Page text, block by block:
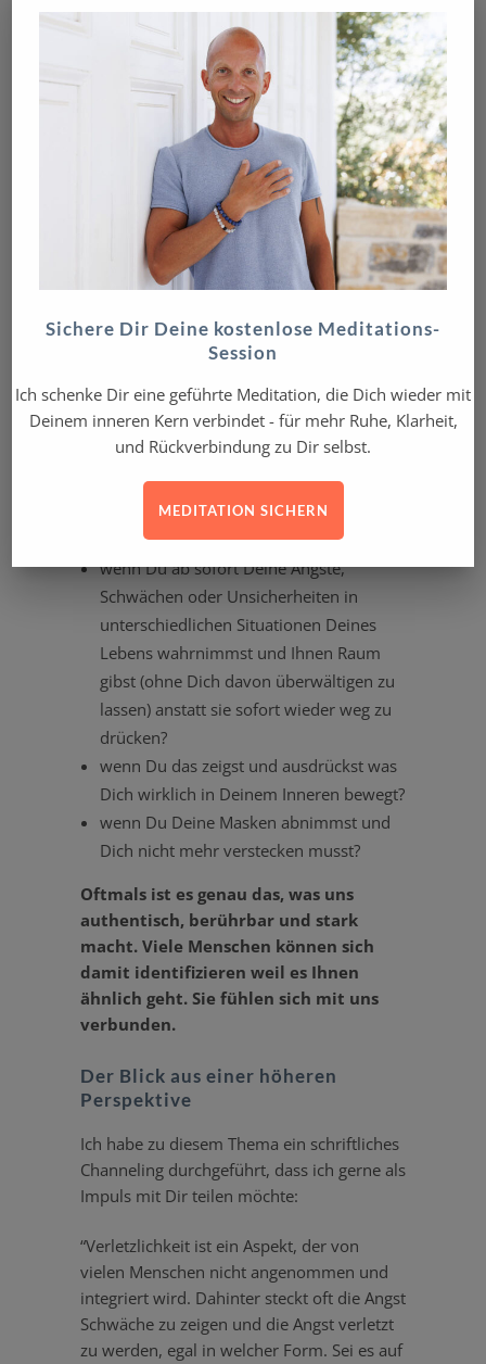
spätere Erwachsene wird aufgrund dieser
Erfahrung seine Gedanken oder Gefühle
unter­drücken aus Angst verletzt zu werden
in Form von Ablehnung.
Es können aber auch gelernte Verhal­tens­
weisen, Überzeu­gungen oder Glaubens­
muster sein, die wir als Kind akzep­tiert
haben. Das bedeutet, gewisse Verhal­tens­
weisen von Menschen aus unserem Umfeld
haben wir übernommen und uns zu eigen
im Laufe unserer Entwicklung sind zum Teil
bis ins Erwach­se­nen­alter in uns verankert
und beein­flussen unser Verhalten, Denken
und Fühlen. Dazu zählen auch sämtliche
kollek­tiven Muster, denen wir zum Teil
Wie wäre es…
wenn Du ab sofort Deine Ängste,
Schwächen oder Unsicher­heiten in
unter­schied­lichen Situa­tionen Deines
Lebens wahrnimmst und Ihnen Raum
gibst (ohne Dich davon überwäl­tigen zu
lassen) anstatt sie sofort wieder weg zu
drücken?
wenn Du das zeigst und ausdrückst was
Dich wirklich in Deinem Inneren bewegt?
wenn Du Deine Masken abnimmst und
Dich nicht mehr verstecken musst?
Oftmals ist es genau das, was uns
authen­tisch, berührbar und stark
macht. Viele Menschen können sich
damit identi­fi­zieren weil es Ihnen
ähnlich geht. Sie fühlen sich mit uns
verbunden.
Der Blick aus einer höheren
Perspektive
Ich habe zu diesem Thema ein schrift­liches
Channeling durch­ge­führt, dass ich gerne als
Impuls mit Dir teilen möchte:
“Verletz­lichkeit ist ein Aspekt, der von
vielen Menschen nicht angenommen und
integriert wird. Dahinter steckt oft die Angst
Schwäche zu zeigen und die Angst verletzt
zu werden, egal in welcher Form. Sei es auf
Sichere Dir Deine kostenlose Meditations-
Session
Ich schenke Dir eine geführte Meditation, die Dich wieder mit
Deinem inneren Kern verbindet - für mehr Ruhe, Klarheit,
und Rückverbindung zu Dir selbst.
MEDITATION SICHERN